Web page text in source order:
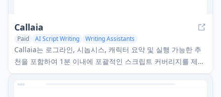
Callaia
Paid AI Script Writing Writing Assistants
Callaia는 로그라인, 시놉시스, 캐릭터 요약 및 실행 가능한 추
천을 포함하여 1분 이내에 포괄적인 스크립트 커버리지를 제공
하는 AI 기반 스크립트 분석 도구로, 스크립트당 $79입니다.